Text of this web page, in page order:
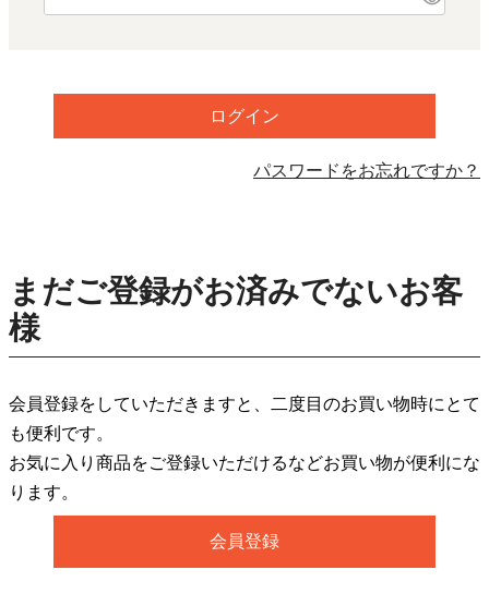
必
ログイン
パスワードをお忘れですか？
まだご登録がお済みでないお客
様
会員登録をしていただきますと、二度目のお買い物時にとて
も便利です。
お気に入り商品をご登録いただけるなどお買い物が便利にな
ります。
会員登録